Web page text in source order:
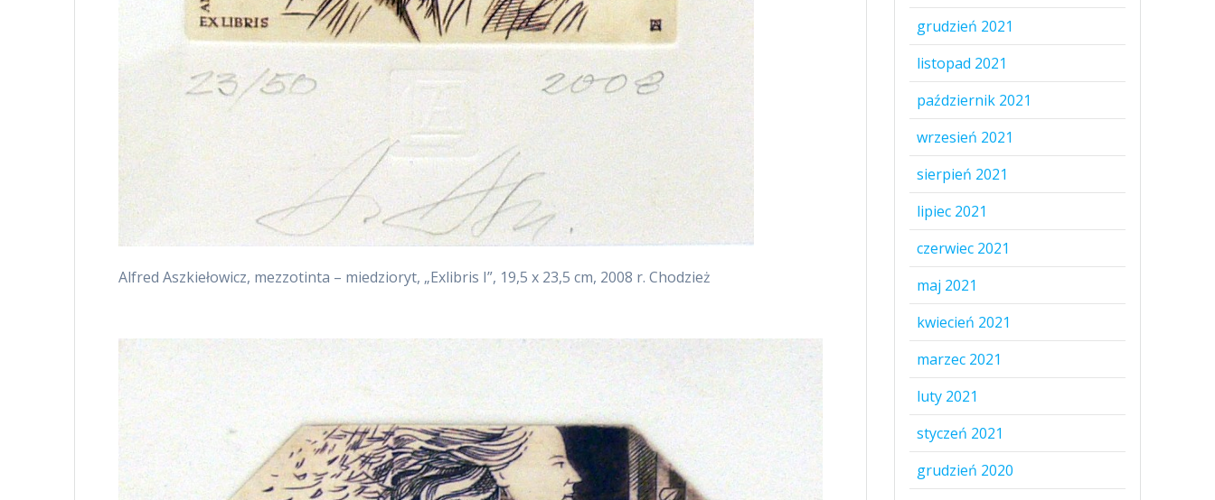
Alfred Aszkiełowicz, mezzotinta – miedzioryt, „Exlibris I”, 19,5 x 23,5 cm, 2008 r. Chodzież
grudzień 2021
listopad 2021
październik 2021
wrzesień 2021
sierpień 2021
lipiec 2021
czerwiec 2021
maj 2021
kwiecień 2021
marzec 2021
luty 2021
styczeń 2021
grudzień 2020